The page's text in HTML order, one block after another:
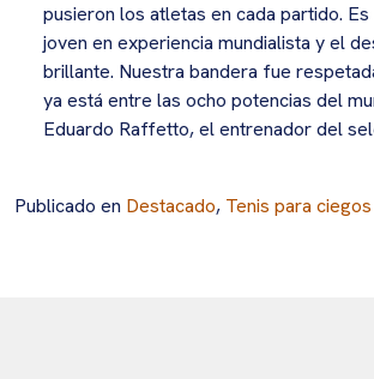
pusieron los atletas en cada partido. Es
joven en experiencia mundialista y el
brillante. Nuestra bandera fue
ya está entre las ocho potencias del
Eduardo Raffetto, el entrenador del
Publicado en Destacado, Tenis para ciegos